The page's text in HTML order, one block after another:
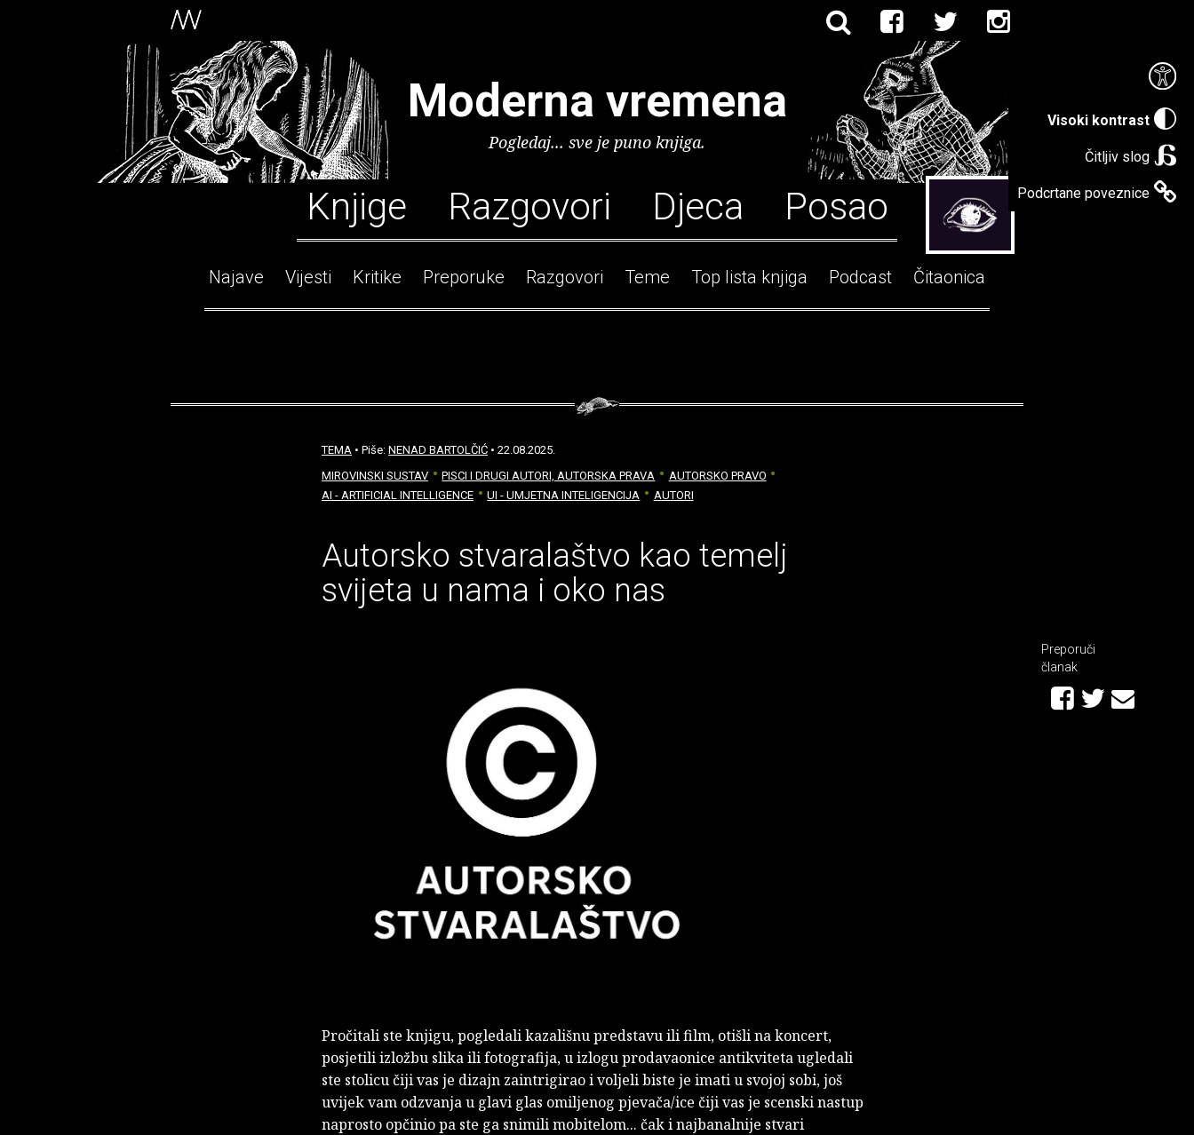
Visoki kontrast
Čitljiv slog
Podcrtane poveznice
Moderna vremena
Pogledaj... sve je puno knjiga.
Knjige Razgovori Djeca Posao
Najave Vijesti Kritike Preporuke Razgovori Teme Top lista knjiga Podcast Čitaonica
TEMA • Piše: NENAD BARTOLČIĆ • 22.08.2025.
MIROVINSKI SUSTAV
PISCI I DRUGI AUTORI, AUTORSKA PRAVA
AUTORSKO PRAVO
AI - ARTIFICIAL INTELLIGENCE
UI - UMJETNA INTELIGENCIJA AUTORI
Autorsko stvaralaštvo kao temelj
svijeta u nama i oko nas
Pročitali ste knjigu, pogledali kazališnu predstavu ili film, otišli na koncert,
posjetili izložbu slika ili fotografija, u izlogu prodavaonice antikviteta ugledali
ste stolicu čiji vas je dizajn zaintrigirao i voljeli biste je imati u svojoj sobi, još
uvijek vam odzvanja u glavi glas omiljenog pjevača/ice čiji vas je scenski nastup
naprosto opčinio pa ste ga snimili mobitelom... čak i najbanalnije stvari
Preporuči
članak